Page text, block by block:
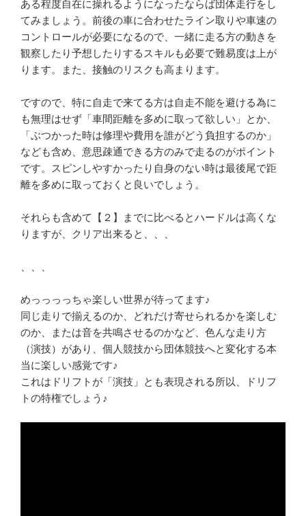
ある程度自在に操れるようになったならば団体走行をし
てみましょう。前後の車に合わせたライン取りや車速の
コントロールが必要になるので、一緒に走る方の動きを
観察したり予想したりするスキルも必要で難易度は上が
ります。また、接触のリスクも高まります。
ですので、特に自走で来てる方は自走不能を避ける為に
も無理はせず「車間距離を多めに取って欲しい」とか、
「ぶつかった時は修理や費用を誰がどう負担するのか」
なども含め、意思疎通できる方のみで走るのがポイント
です。スピンしやすかったり自身のない時は最後尾で距
離を多めに取っておくと良いでしょう。
それらも含めて【２】までに比べるとハードルは高くな
りますが、クリア出来ると、、、
めっっっっちゃ楽しい世界が待ってます♪
同じ走りで揃えるのか、どれだけ寄せられるかを楽しむ
のか、または音を共鳴させるのかなど、色んな走り方
（演技）があり、個人競技から団体競技へと変化する本
当に楽しい感覚です♪
これはドリフトが「演技」とも表現される所以、ドリフ
トの特権でしょう♪